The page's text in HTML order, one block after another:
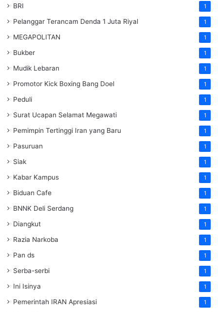
BRI 1
Pelanggar Terancam Denda 1 Juta Riyal 1
MEGAPOLITAN 1
Bukber 1
Mudik Lebaran 1
Promotor Kick Boxing Bang Doel 1
Peduli 1
Surat Ucapan Selamat Megawati 1
Pemimpin Tertinggi Iran yang Baru 1
Pasuruan 1
Siak 1
Kabar Kampus 1
Biduan Cafe 1
BNNK Deli Serdang 1
Diangkut 1
Razia Narkoba 1
Pan ds 1
Serba-serbi 1
Ini Isinya 1
Pemerintah IRAN Apresiasi 1